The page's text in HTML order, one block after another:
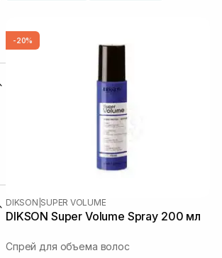
-20%
DIKSON SUPER VOLUME
DIKSON Super Volume Spray 200 мл
Спрей для объема волос